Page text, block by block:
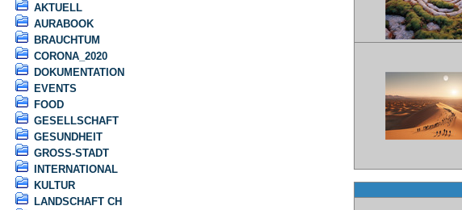
AKTUELL
AURABOOK
BRAUCHTUM
CORONA_2020
DOKUMENTATION
EVENTS
FOOD
GESELLSCHAFT
GESUNDHEIT
GROSS-STADT
INTERNATIONAL
KULTUR
LANDSCHAFT CH